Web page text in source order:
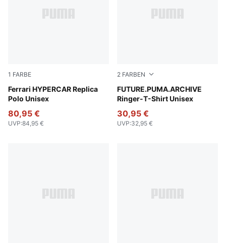
1 FARBE
Ferrari HYPERCAR Replica
Polo Unisex
PUMA Red
80,95 €
UVP:84,95 €
2 FARBEN
FUTURE.PUMA.ARCHIVE
Ringer-T-Shirt Unisex
Puma White
30,95 €
UVP:32,95 €